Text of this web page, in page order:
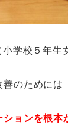
学校５年生
善のためには
ョンを根本